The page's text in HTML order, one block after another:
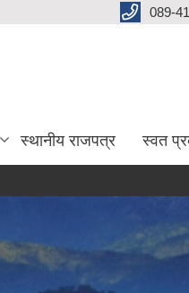
089-
स्थानीय राजपत्र स्वत